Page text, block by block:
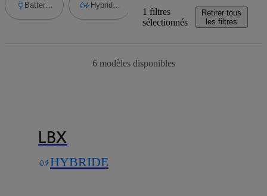
Battery Electric VehicleHybrid Electric VehicleHYBRIDE RECHARGEABLE
Add filter
LBX,LM, +5
1 filtres
sélectionnés
Retirer tous
les filtres
6modèles disponibles
LBX
HYBRIDE